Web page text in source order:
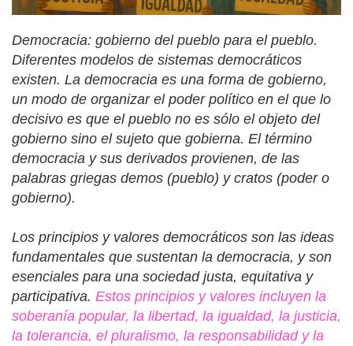
Democracia: gobierno del pueblo para el pueblo.
Diferentes modelos de sistemas democráticos
existen. La democracia es una forma de gobierno,
un modo de organizar el poder político en el que lo
decisivo es que el pueblo no es sólo el objeto del
gobierno sino el sujeto que gobierna. El término
democracia y sus derivados provienen, de las
palabras griegas demos (pueblo) y cratos (poder o
gobierno).
Los principios y valores democráticos son las ideas
fundamentales que sustentan la democracia, y son
esenciales para una sociedad justa, equitativa y
participativa. Estos principios y valores incluyen la
soberanía popular, la libertad, la igualdad, la justicia,
la tolerancia, el pluralismo, la responsabilidad y la